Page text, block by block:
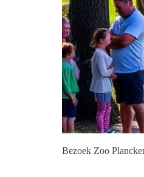
Bezoek Zoo